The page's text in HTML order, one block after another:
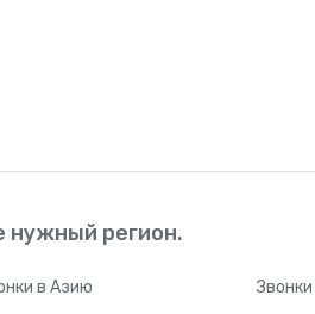
нужный регион.
в Азию Звонки